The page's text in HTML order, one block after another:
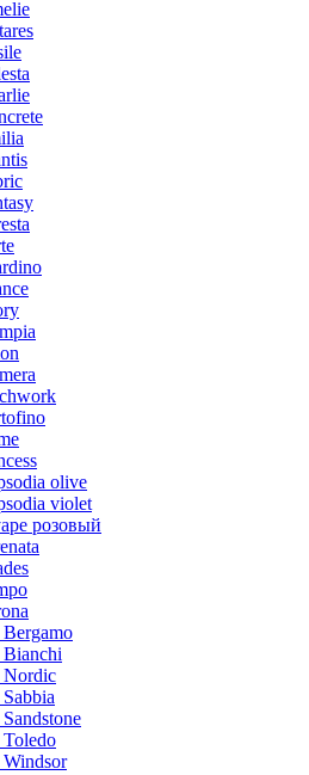
olive
violet
розовый